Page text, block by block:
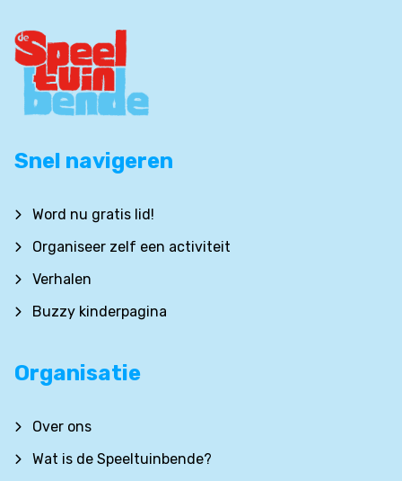
Snel navigeren
Word nu gratis lid!
Organiseer zelf een activiteit
Verhalen
Buzzy kinderpagina
Organisatie
Over ons
Wat is de Speeltuinbende?